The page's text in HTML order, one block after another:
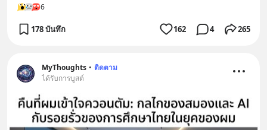
6
178 บันทึก 162 4 265
MyThoughts • ติดตาม
ได้รับการบูสต์